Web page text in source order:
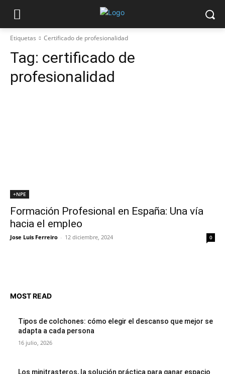
Etiquetas Certificado de profesionalidad
Tag: certificado de
profesionalidad
+NPE
Formación Profesional en España: Una vía
hacia el empleo
Jose Luis Ferreiro - 12 diciembre, 2024 0
MOST READ
Tipos de colchones: cómo elegir el descanso que mejor se
adapta a cada persona
16 julio, 2026
Los minitrasteros, la solución práctica para ganar espacio